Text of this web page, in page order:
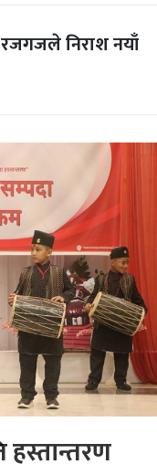
निराश नयाँ
हस्तान्तरण